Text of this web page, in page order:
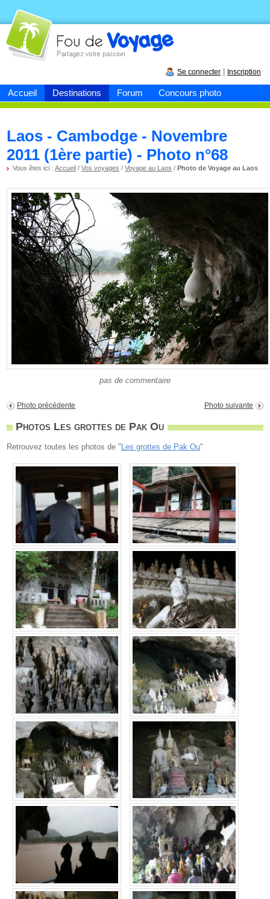
Accueil Destinations Forum Concours photo
Fou devoyage
Se connecter Inscription
Laos - Cambodge - Novembre
2011 (1ère partie) - Photo n°68
Vous êtes ici :Accueil /Vos voyages /Voyage au Laos /Photo de Voyage au Laos
pas de commentaire
Photo précédente Photo suivante
Photos Les grottes de Pak Ou
Retrouvez toutes les photos de "Les grottes de Pak Ou"